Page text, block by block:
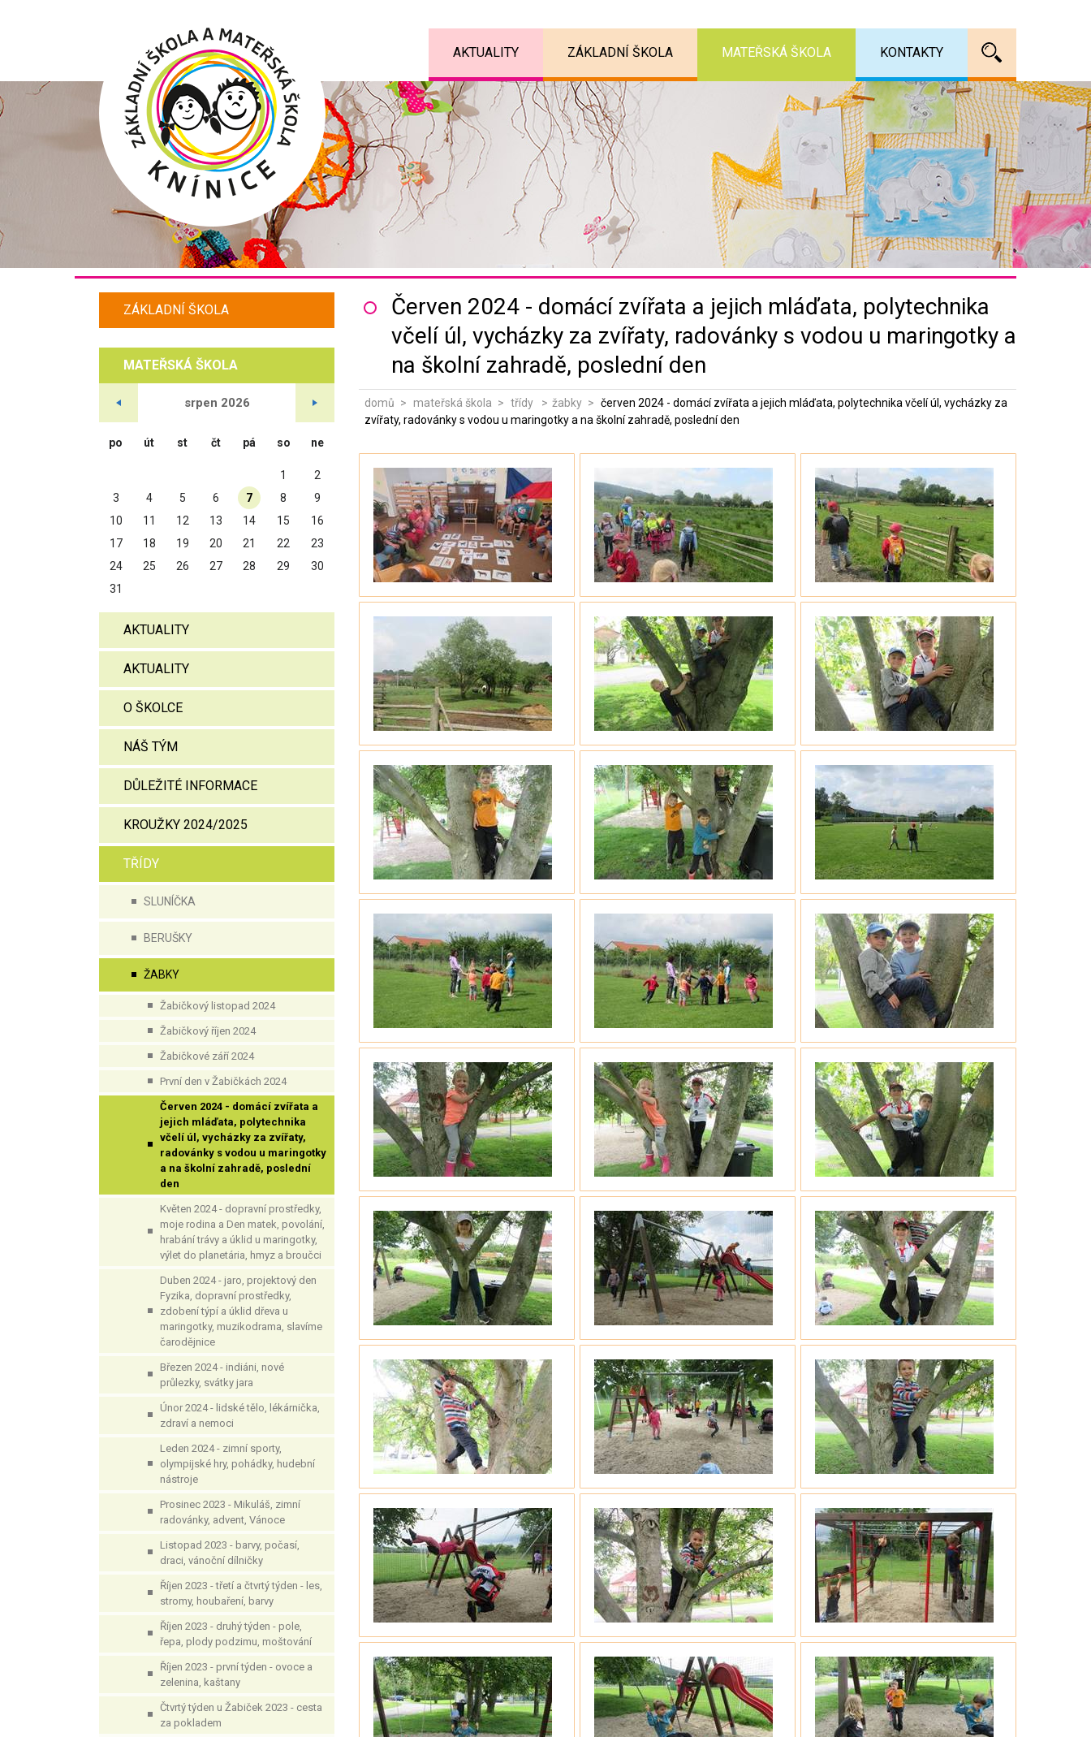
Červen 2024 - domácí zvířata a jejich mláďata, polytechnika
včelí úl, vycházky za zvířaty, radovánky s vodou u maringotky a
na školní zahradě, poslední den
domů mateřská škola třídy žabky
červen 2024 - domácí zvířata a jejich mláďata, polytechnika včelí úl, vycházky za
zvířaty, radovánky s vodou u maringotky a na školní zahradě, poslední den
ZÁKLADNÍ ŠKOLA
MATEŘSKÁ ŠKOLA
srpen 2026
po út st čt pá so ne
1
2
3
4 5 6 7 8
9
10
11 12 13 14 15
16
17
18 19 20 21 22
23
24
25 26 27 28 29
30
31
AKTUALITY
AKTUALITY
O ŠKOLCE
NÁŠ TÝM
DŮLEŽITÉ INFORMACE
KROUŽKY 2024/2025
TŘÍDY
SLUNÍČKA
BERUŠKY
ŽABKY
Žabičkový listopad 2024
Žabičkový říjen 2024
Žabičkové září 2024
První den v Žabičkách 2024
Červen 2024 - domácí zvířata a
jejich mláďata, polytechnika
včelí úl, vycházky za zvířaty,
radovánky s vodou u maringotky
a na školní zahradě, poslední
den
Květen 2024 - dopravní prostředky,
moje rodina a Den matek, povolání,
hrabání trávy a úklid u maringotky,
výlet do planetária, hmyz a broučci
Duben 2024 - jaro, projektový den
Fyzika, dopravní prostředky,
zdobení týpí a úklid dřeva u
maringotky, muzikodrama, slavíme
čarodějnice
Březen 2024 - indiáni, nové
průlezky, svátky jara
Únor 2024 - lidské tělo, lékárnička,
zdraví a nemoci
Leden 2024 - zimní sporty,
olympijské hry, pohádky, hudební
nástroje
Prosinec 2023 - Mikuláš, zimní
radovánky, advent, Vánoce
Listopad 2023 - barvy, počasí,
draci, vánoční dílničky
Říjen 2023 - třetí a čtvrtý týden - les,
stromy, houbaření, barvy
Říjen 2023 - druhý týden - pole,
řepa, plody podzimu, moštování
Říjen 2023 - první týden - ovoce a
zelenina, kaštany
Čtvrtý týden u Žabiček 2023 - cesta
za pokladem
AKTUALITY ZÁKLADNÍ ŠKOLA MATEŘSKÁ ŠKOLA KONTAKTY